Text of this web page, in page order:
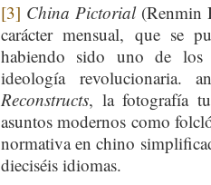
[3] China Pictorial(Renmin
carácter mensual, que se
habiendo sido uno de
ideología
Reconstructs, la fotografía
asuntos modernos como
normativa en chino
dieciséis idiomas.